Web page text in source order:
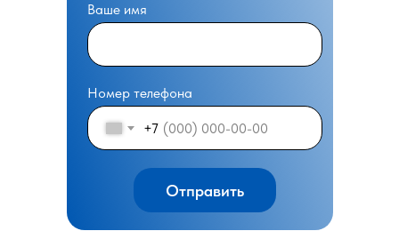
Ваше имя
Номер телефона
+7
Отправить